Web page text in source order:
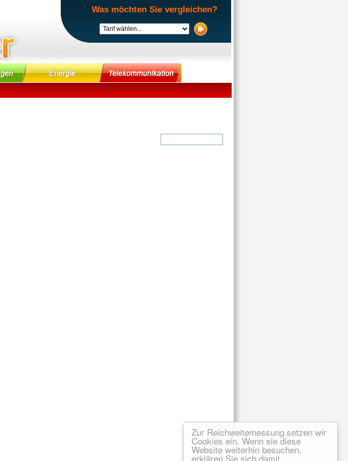
Zur Reichweitemessung setzen wir
Cookies ein. Wenn sie diese
Website weiterhin besuchen,
erklären Sie sich damit
Was möchten Sie vergleichen?